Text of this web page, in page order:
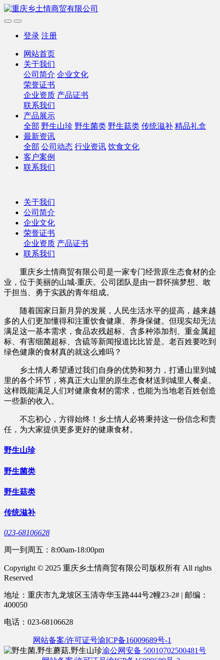
登录 注册
网站首页
关于我们
公司简介 企业文化
荣誉证书
企业资质 产品证书
联系我们
产品展示
全部 野生山珍 野生菌类 野生菇类 传统滋补 精品礼盒
最新资讯
全部 公司动态 行业资讯 饮食文化
客户案例
联系我们
关于我们
公司简介
企业文化
荣誉证书
企业资质 产品证书
联系我们
重庆乡土情商贸有限公司是一家专门经营原生态食材的企
业，位于美丽的山城-重庆。公司团队是由一群怀揣梦想、敢
于担当、勇于实践的青年组成。
随着国家日新月异的发展，人民生活水平的提高，越来越
多的人们更加懂得和注重饮食健康、养身保健。但现实却无法
满足这一基本需求，食品农残超标、含多种添加剂、重金属超
标、有害细菌超标、含硫等新闻报道比比皆是。老百姓要吃到
绿色健康的食材真的就这么难吗？
乡土情人希望通过我们自身的优势和努力，打通山里到城
里的各个环节，将真正大山里的原生态食材送到城里人餐桌。
这样既能满足人们对健康食材的需求，也能为当地老百姓创造
一些新的收入。
不忘初心，方得始终！乡土情人必将秉持这一份信念和责
任，为大家提供更多更好的健康食材。
野生山珍
野生菌类
野生菇类
传统滋补
023-68106628
周一到周五：8:00am-18:00pm
Copyright © 2025 重庆乡土情商贸有限公司版权所有 All rights
Reserved
地址：重庆市九龙坡区玉清寺华玉路444号2幢23-2# | 邮编：
400050
电话：023-68106628
网站备案/许可证号渝ICP备16009689号-1
渝公网安备 50010702500481号